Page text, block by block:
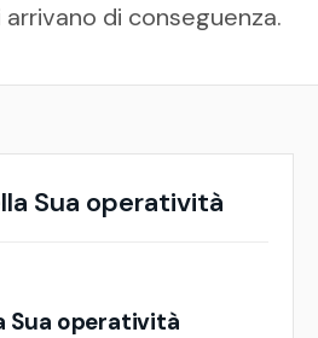
di conseguenza.
Sua operatività
Sua operatività